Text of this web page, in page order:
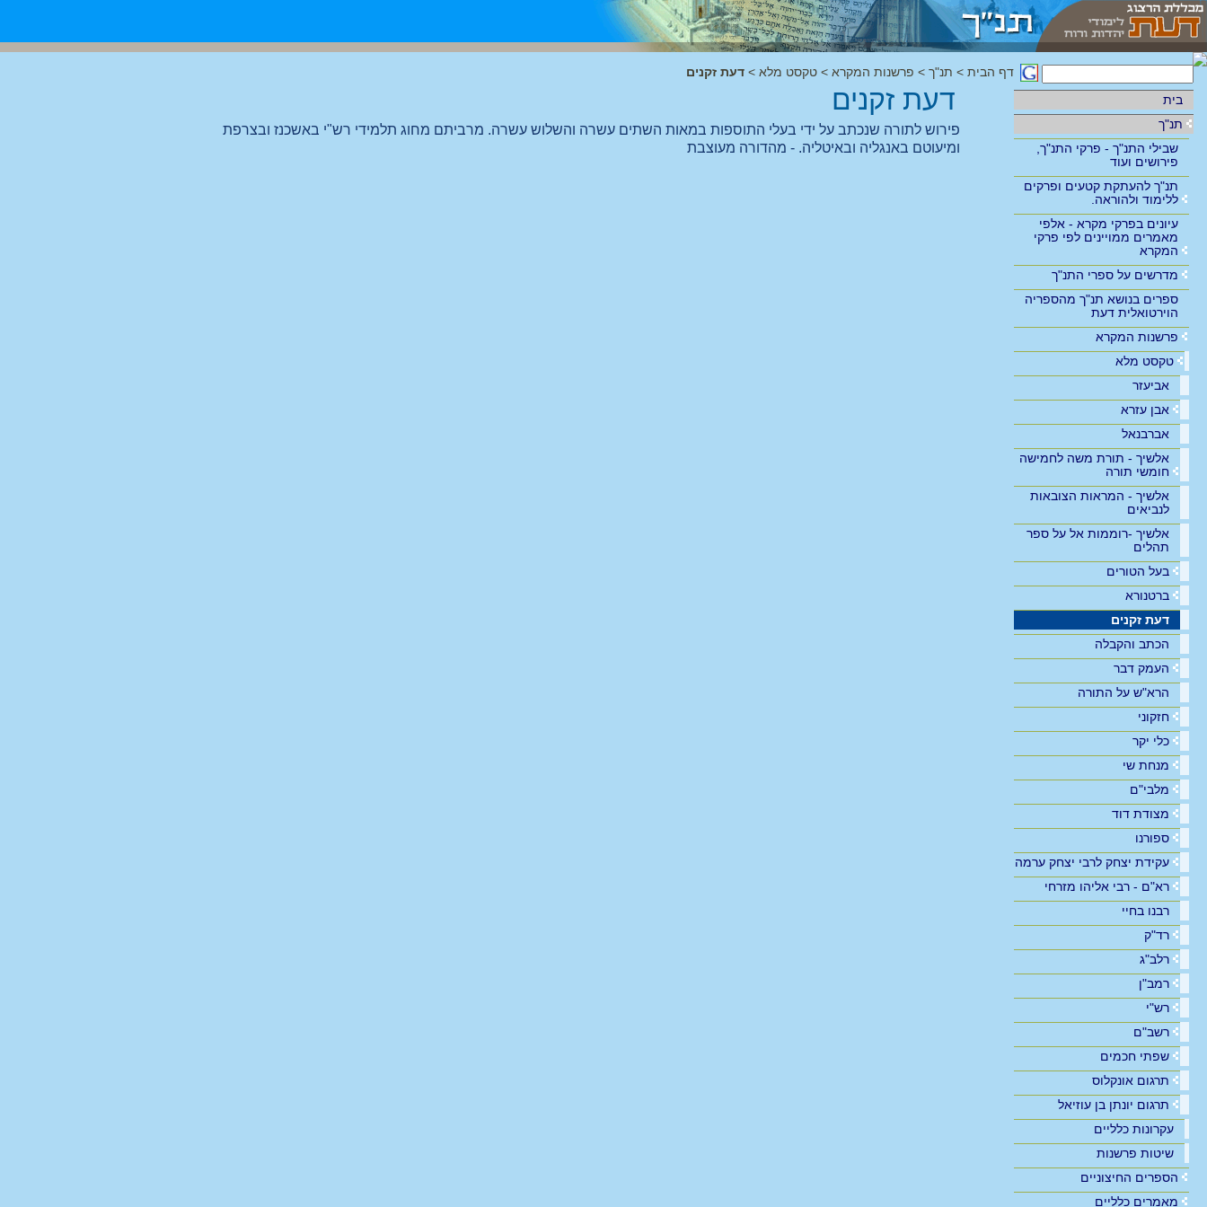
בית
תנ"ך
שבילי התנ"ך - פרקי התנ"ך,
פירושים ועוד
תנ"ך להעתקת קטעים ופרקים
ללימוד ולהוראה.
עיונים בפרקי מקרא - אלפי
מאמרים ממויינים לפי פרקי
המקרא
מדרשים על ספרי התנ"ך
ספרים בנושא תנ"ך מהספריה
הוירטואלית דעת
פרשנות המקרא
טקסט מלא
אביעזר
אבן עזרא
אברבנאל
אלשיך - תורת משה לחמישה
חומשי תורה
אלשיך - המראות הצובאות
לנביאים
אלשיך -רוממות אל על ספר
תהלים
בעל הטורים
ברטנורא
דעת זקנים
הכתב והקבלה
העמק דבר
הרא"ש על התורה
חזקוני
כלי יקר
מנחת שי
מלבי"ם
מצודת דוד
ספורנו
עקידת יצחק לרבי יצחק ערמה
רא"ם - רבי אליהו מזרחי
רבנו בחיי
רד"ק
רלב"ג
רמב"ן
רש"י
רשב"ם
שפתי חכמים
תרגום אונקלוס
תרגום יונתן בן עוזיאל
עקרונות כלליים
שיטות פרשנות
הספרים החיצוניים
מאמרים כלליים
דף הבית > תנ"ך > פרשנות המקרא > טקסט מלא > דעת זקנים
דעת זקנים
פירוש לתורה שנכתב על ידי בעלי התוספות במאות השתים עשרה והשלוש עשרה. מרביתם מחוג תלמידי רש"י באשכנז ובצרפת
ומיעוטם באנגליה ובאיטליה. - מהדורה מעוצבת